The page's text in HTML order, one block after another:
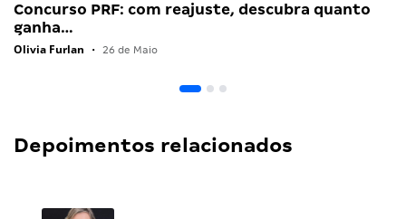
Concurso PRF: com reajuste, descubra quanto
ganha…
Olivia Furlan • 26 de Maio
Depoimentos relacionados